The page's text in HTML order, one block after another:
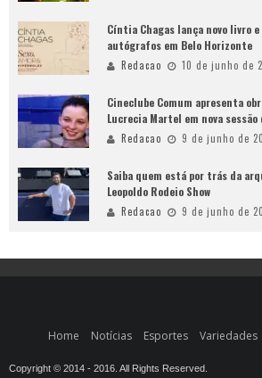
Cíntia Chagas lança novo livro
autógrafos em Belo Horizonte
Redacao 10 de junho de
Cineclube Comum apresenta
Lucrecia Martel em nova sessão
Redacao 9 de junho de
Saiba quem está por trás da
Leopoldo Rodeio Show
Redacao 9 de junho de
Home Notícias Esportes Variedades
Copyright © 2014 - 2016. All Rights Reserved.